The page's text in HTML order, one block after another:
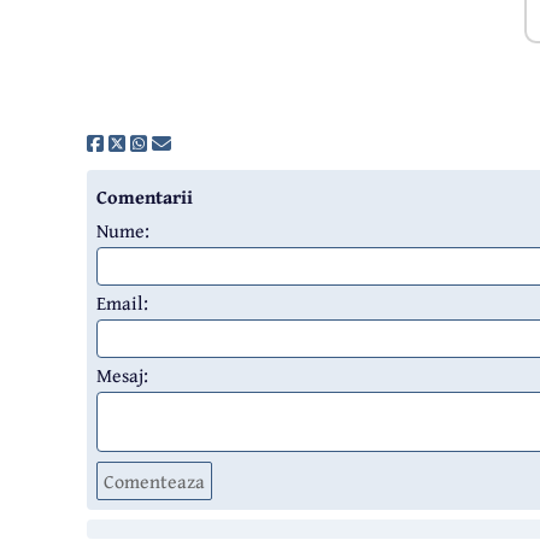
Comentarii
Nume:
Email:
Mesaj:
Comenteaza